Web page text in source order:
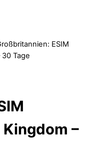
ESIM
Tage
–